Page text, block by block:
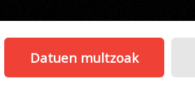
Datuen multzoak